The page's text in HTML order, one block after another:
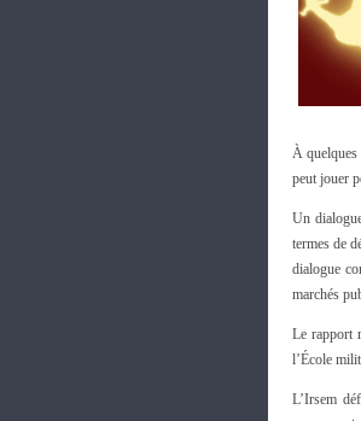
À quelques
peut jouer
Un
termes de
dialogue
marchés
Le rapport
l’École
L’Irsem